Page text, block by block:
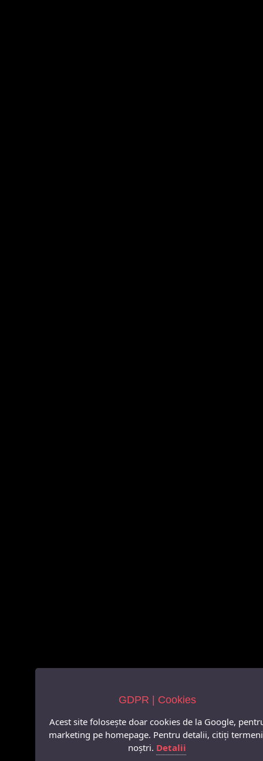
GDPR | Cookies
Acest site folosește doar cookies de la Google,
marketing pe homepage. Pentru detalii, citiți
noștri. Detalii